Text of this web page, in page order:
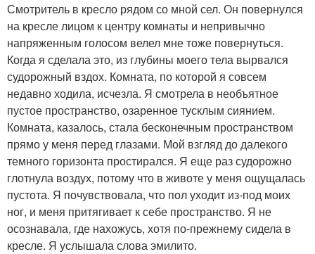
Смотритель в кресло рядом со мной сел. Он повернулся
на кресле лицом к центру комнаты и непривычно
напряженным голосом велел мне тоже повернуться.
Когда я сделала это, из глубины моего тела вырвался
судорожный вздох. Комната, по которой я совсем
недавно ходила, исчезла. Я смотрела в необъятное
пустое пространство, озаренное тусклым сиянием.
Комната, казалось, стала бесконечным пространством
прямо у меня перед глазами. Мой взгляд до далекого
темного горизонта простирался. Я еще раз судорожно
глотнула воздух, потому что в животе у меня ощущалась
пустота. Я почувствовала, что пол уходит из-под моих
ног, и меня притягивает к себе пространство. Я не
осознавала, где нахожусь, хотя по-прежнему сидела в
кресле. Я услышала слова эмилито.